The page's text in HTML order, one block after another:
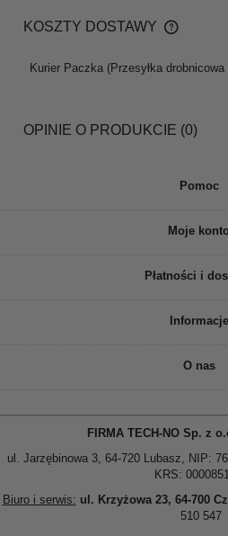
KOSZTY DOSTAWY
CENA NIE ZAWIERA
Kurier Paczka(Przesyłka drobnicowa
OPINIE O PRODUKCIE (0)
Pomoc
Moje
Płatności i
Informacje
O nas
FIRMA TECH-NO Sp. z
ul. Jarzębinowa 3, 64-720 Lubasz, NIP:
KRS:
Biuro i serwis: ul. Krzyżowa 23, 64-700
510 547